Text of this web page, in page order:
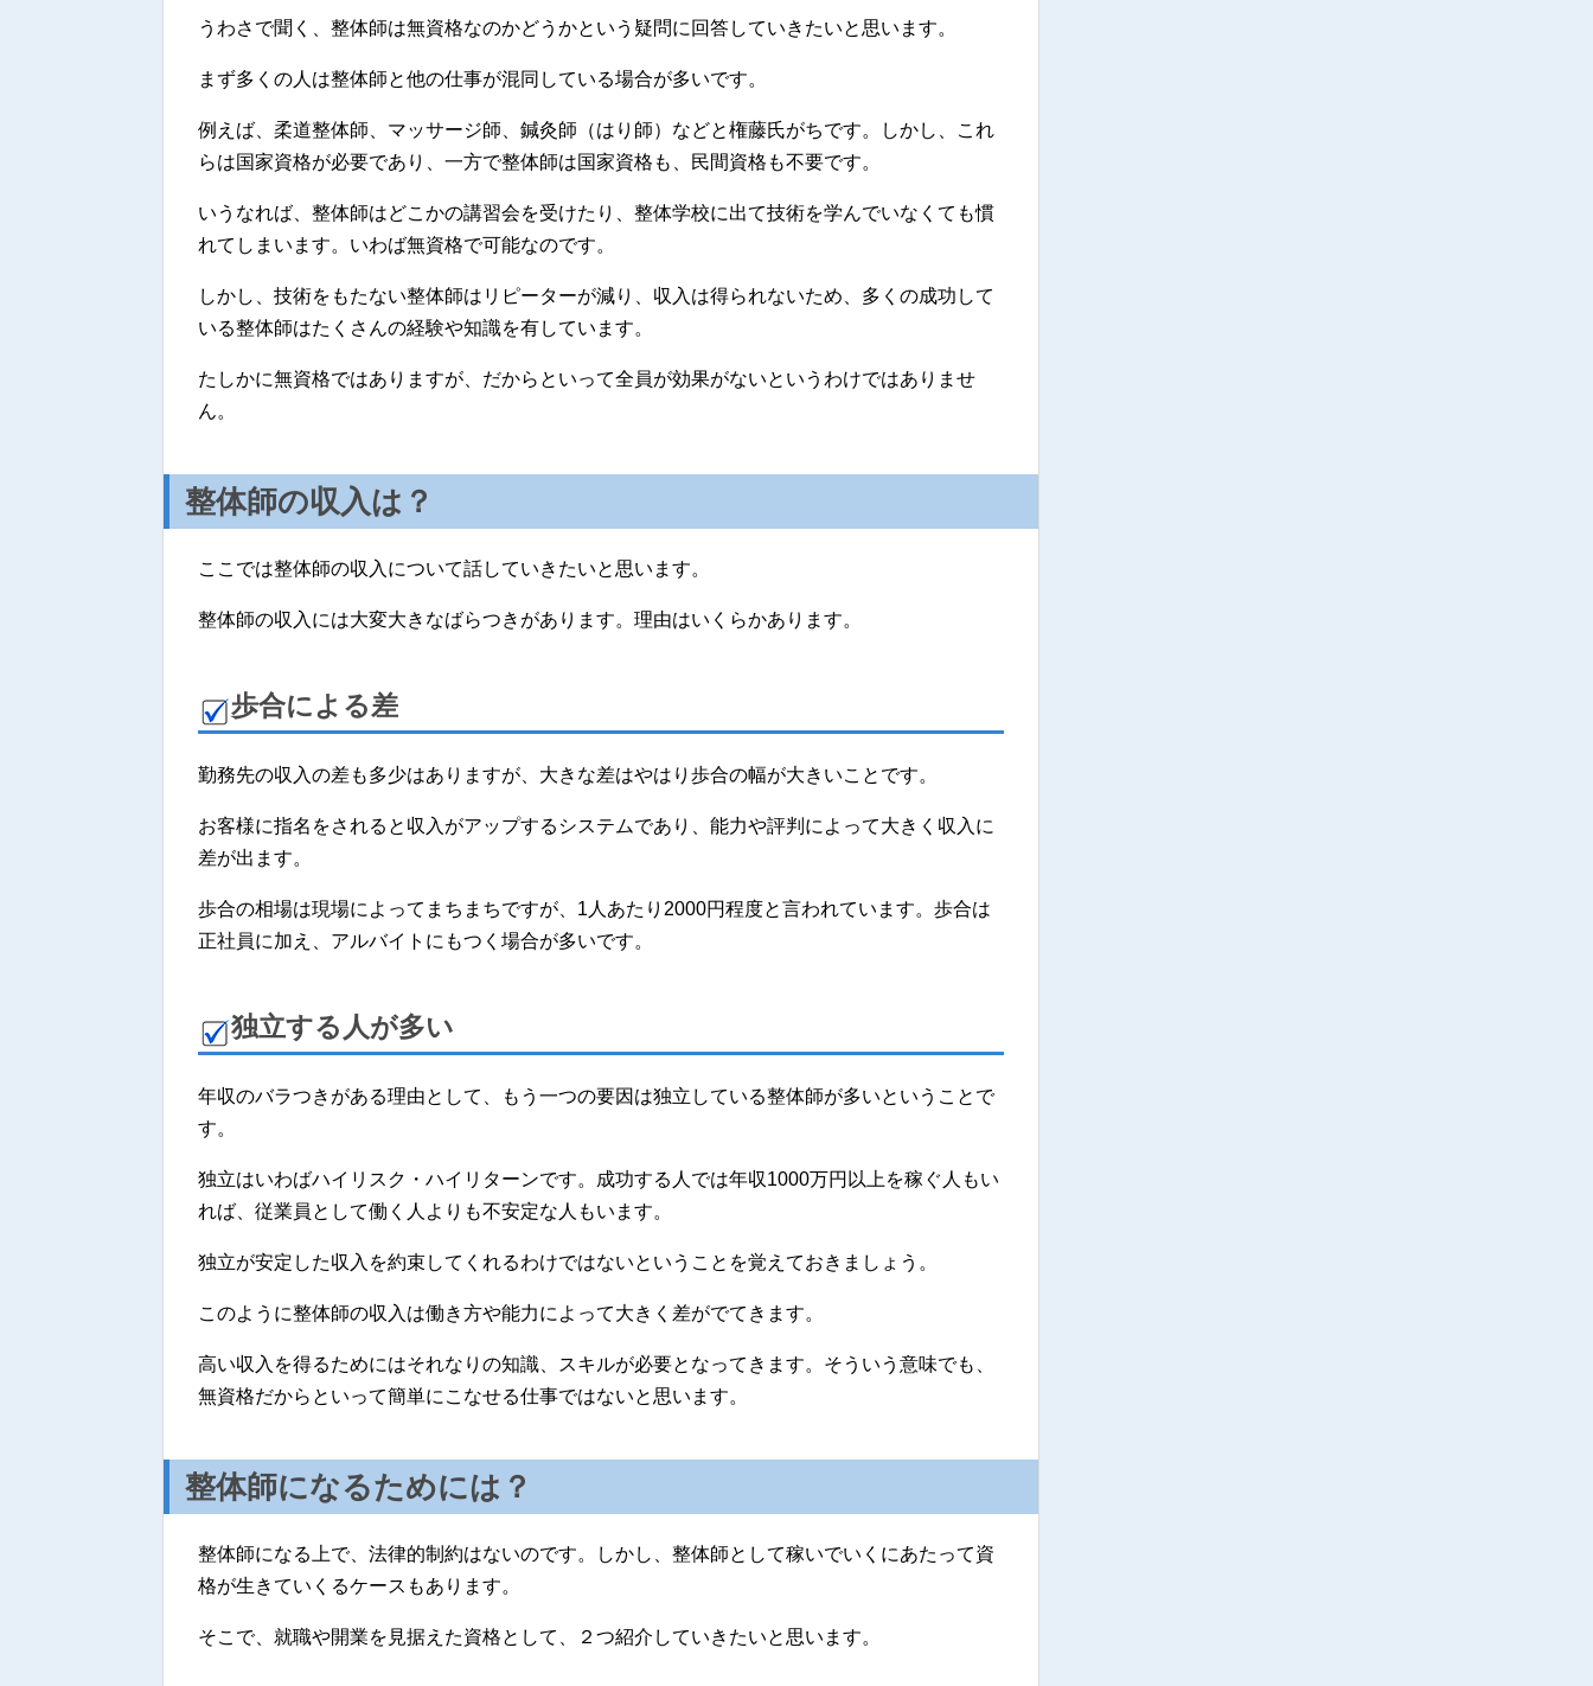
うわさで聞く、整体師は無資格なのかどうかという疑問に回答していきたいと思います。
まず多くの人は整体師と他の仕事が混同している場合が多いです。
例えば、柔道整体師、マッサージ師、鍼灸師（はり師）などと権藤氏がちです。しかし、これ
らは国家資格が必要であり、一方で整体師は国家資格も、民間資格も不要です。
いうなれば、整体師はどこかの講習会を受けたり、整体学校に出て技術を学んでいなくても慣
れてしまいます。いわば無資格で可能なのです。
しかし、技術をもたない整体師はリピーターが減り、収入は得られないため、多くの成功して
いる整体師はたくさんの経験や知識を有しています。
たしかに無資格ではありますが、だからといって全員が効果がないというわけではありませ
ん。
整体師の収入は？
ここでは整体師の収入について話していきたいと思います。
整体師の収入には大変大きなばらつきがあります。理由はいくらかあります。
歩合による差
勤務先の収入の差も多少はありますが、大きな差はやはり歩合の幅が大きいことです。
お客様に指名をされると収入がアップするシステムであり、能力や評判によって大きく収入に
差が出ます。
歩合の相場は現場によってまちまちですが、1人あたり2000円程度と言われています。歩合は
正社員に加え、アルバイトにもつく場合が多いです。
独立する人が多い
年収のバラつきがある理由として、もう一つの要因は独立している整体師が多いということで
す。
独立はいわばハイリスク・ハイリターンです。成功する人では年収1000万円以上を稼ぐ人もい
れば、従業員として働く人よりも不安定な人もいます。
独立が安定した収入を約束してくれるわけではないということを覚えておきましょう。
このように整体師の収入は働き方や能力によって大きく差がでてきます。
高い収入を得るためにはそれなりの知識、スキルが必要となってきます。そういう意味でも、
無資格だからといって簡単にこなせる仕事ではないと思います。
整体師になるためには？
整体師になる上で、法律的制約はないのです。しかし、整体師として稼いでいくにあたって資
格が生きていくるケースもあります。
そこで、就職や開業を見据えた資格として、２つ紹介していきたいと思います。